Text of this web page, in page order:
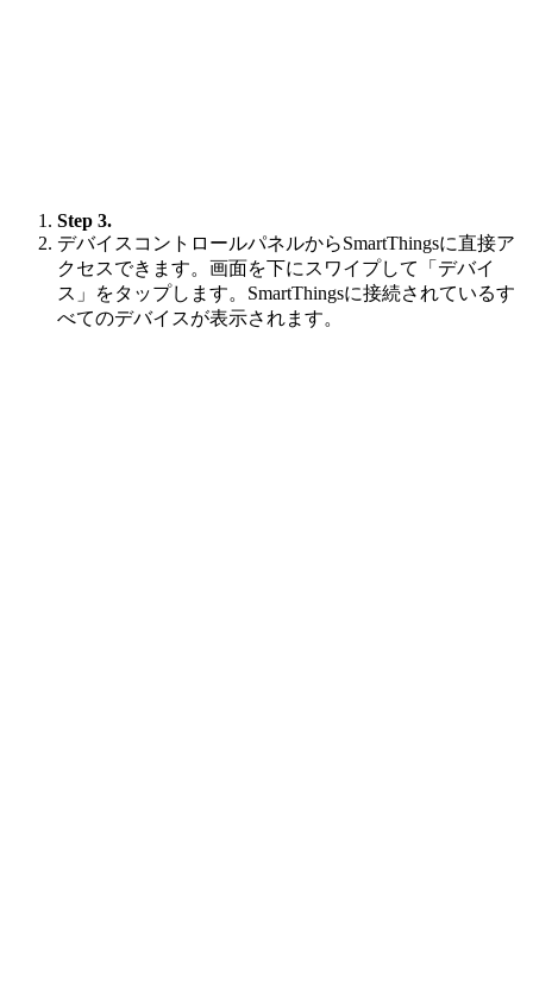
Step 3.
デバイスコントロールパネルからSmartThingsに直接ア
クセスできます。画面を下にスワイプして「デバイ
ス」をタップします。SmartThingsに接続されているす
べてのデバイスが表示されます。